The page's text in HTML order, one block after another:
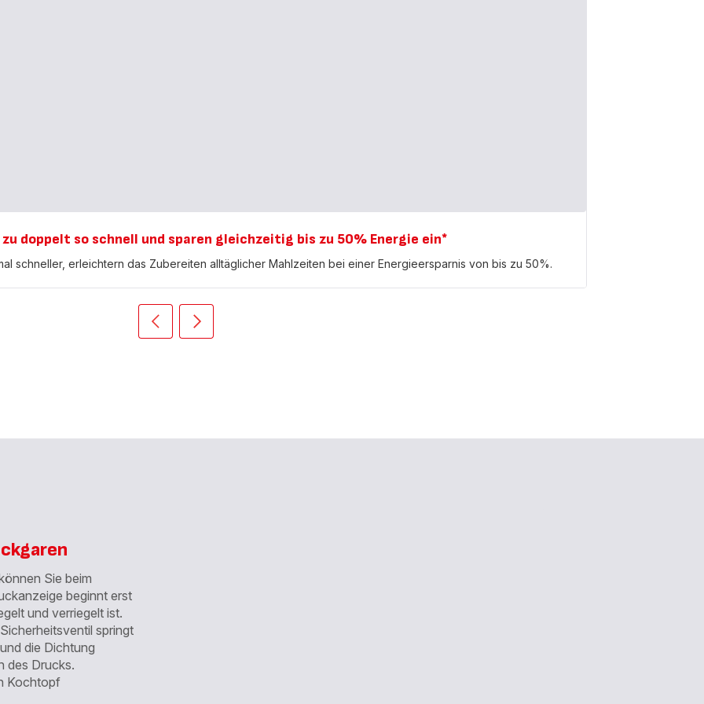
zu doppelt so schnell und sparen gleichzeitig bis zu 50% Energie ein*
schneller, erleichtern das Zubereiten alltäglicher Mahlzeiten bei einer Energieersparnis von bis zu 50%.
VorherigeWeiter
Sie beim
beginnt erst
und verriegelt ist.
springt
die Dichtung
des Drucks.
Kochtopf